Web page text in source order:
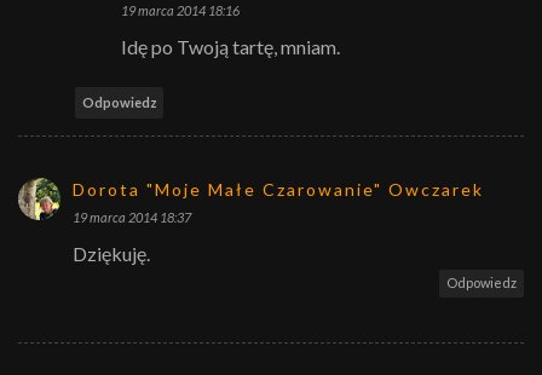
19 marca 2014 18:16
Idę po Twoją tartę, mniam.
Odpowiedz
Dorota "Moje Małe Czarowanie" Owczarek
19 marca 2014 18:37
Dziękuję.
Odpowiedz